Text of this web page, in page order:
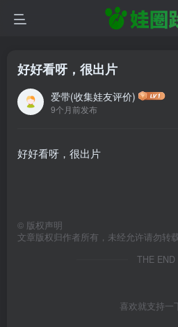
好好看呀，很出片
爱带(收集娃友评价)
9个月前发布
好好看呀，很出片
© 版权声明
文章版权归作者所有，未经允许请勿转载
THE END
喜欢就支持一